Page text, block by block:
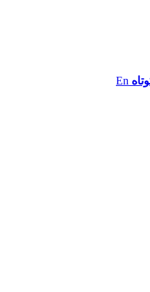
En